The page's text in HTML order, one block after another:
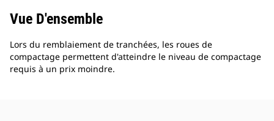
Vue D'ensemble
Lors du remblaiement de tranchées, les roues de
compactage permettent d'atteindre le niveau de compactage
requis à un prix moindre.